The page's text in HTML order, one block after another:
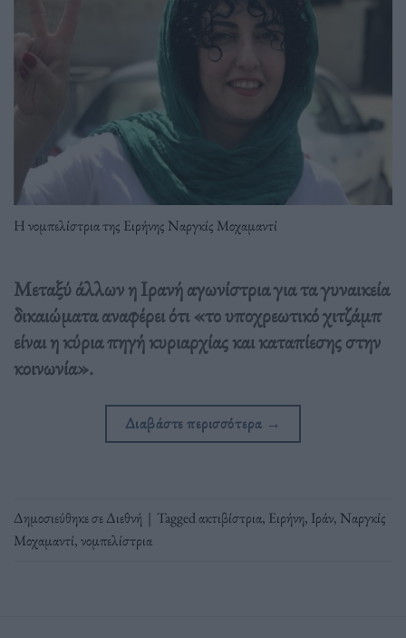
Η νομπελίστρια της Ειρήνης Ναργκίς Μοχαμαντί
Μεταξύ άλλων η Ιρανή αγωνίστρια για τα γυναικεία
δικαιώματα αναφέρει ότι «το υποχρεωτικό χιτζάμπ
είναι η κύρια πηγή κυριαρχίας και καταπίεσης στην
κοινωνία».
Διαβάστε περισσότερα →
Δημοσιεύθηκε σεΔιεθνή | Taggedακτιβίστρια, Ειρήνη, Ιράν, Ναργκίς
Μοχαμαντί,νομπελίστρια